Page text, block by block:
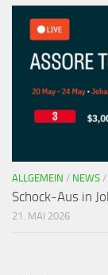
ALLGEMEIN / NEWS /
Schock-Aus in
21. MAI 2026